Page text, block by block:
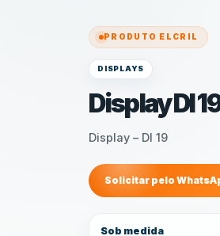
PRODUTO ELCRIL
DISPLAYS
Display DI
Display – DI 19
Solicitar pelo
Sob medida